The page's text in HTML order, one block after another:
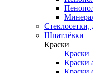
Шпатлёвки
Краски
Краски
Краски